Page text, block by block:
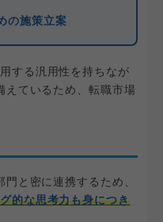
の施策立案
する汎用性を持ちなが
えているため、転職市場
と密に連携するため、
的な思考力も身につき